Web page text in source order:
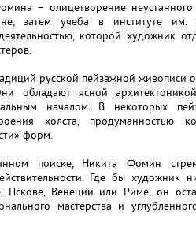
– олицетворение
затем учеба в институте
деятельностью, которой художник
русской пейзажной живописи
обладают ясной
началом. В некоторых
холста,
форм.
поиске, Никита Фомин
Где бы художник
Пскове, Венеции или Риме, он
мастерства и